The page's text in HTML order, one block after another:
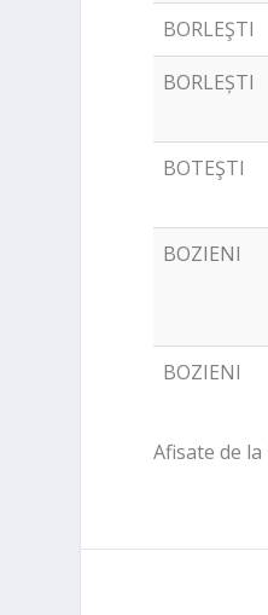
BORLEŞTI
BORLEȘTI
BOTEŞTI
BOZIENI
BOZIENI
Afisate de